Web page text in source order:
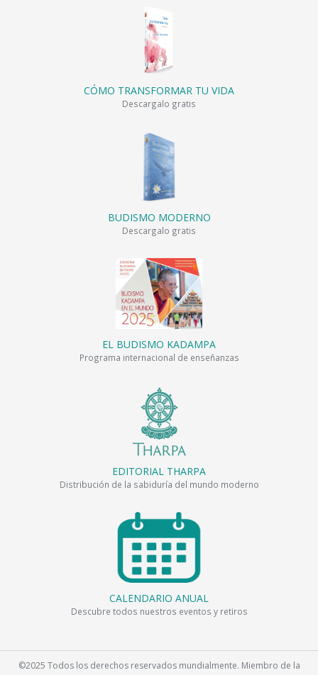
CÓMO TRANSFORMAR TU VIDA
Descargalo gratis
BUDISMO MODERNO
Descargalo gratis
EL BUDISMO KADAMPA
Programa internacional de enseñanzas
EDITORIAL THARPA
Distribución de la sabiduría del mundo moderno
CALENDARIO ANUAL
Descubre todos nuestros eventos y retiros
©2025 Todos los derechos reservados mundialmente. Miembro de la